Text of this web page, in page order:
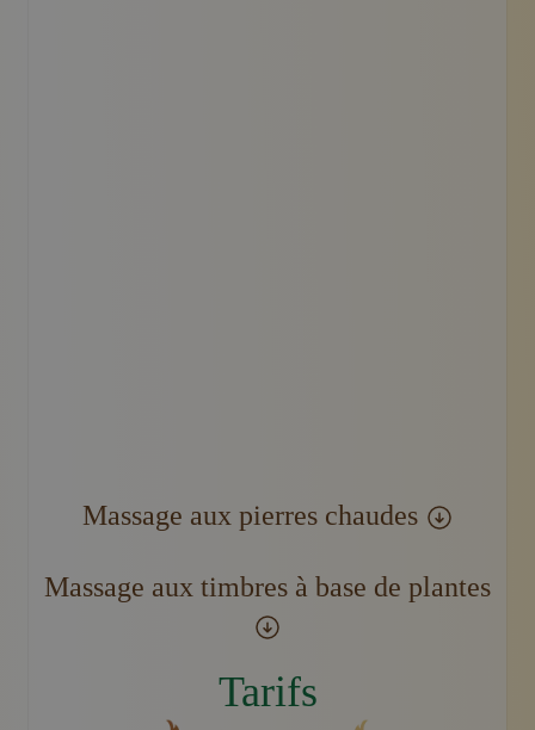
Massage aux pierres chaudes
Massage aux timbres à base de plantes
Tarifs